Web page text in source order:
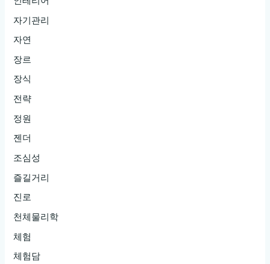
자기관리
자연
장르
장식
전략
정원
젠더
조심성
즐길거리
진로
천체물리학
체험
체험담